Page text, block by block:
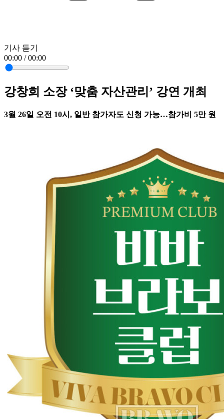
기사 듣기
00:00 / 00:00
강창희 소장 ‘맞춤 자산관리’ 강연 개최
3월 26일 오전 10시, 일반 참가자도 신청 가능…참가비 5만 원